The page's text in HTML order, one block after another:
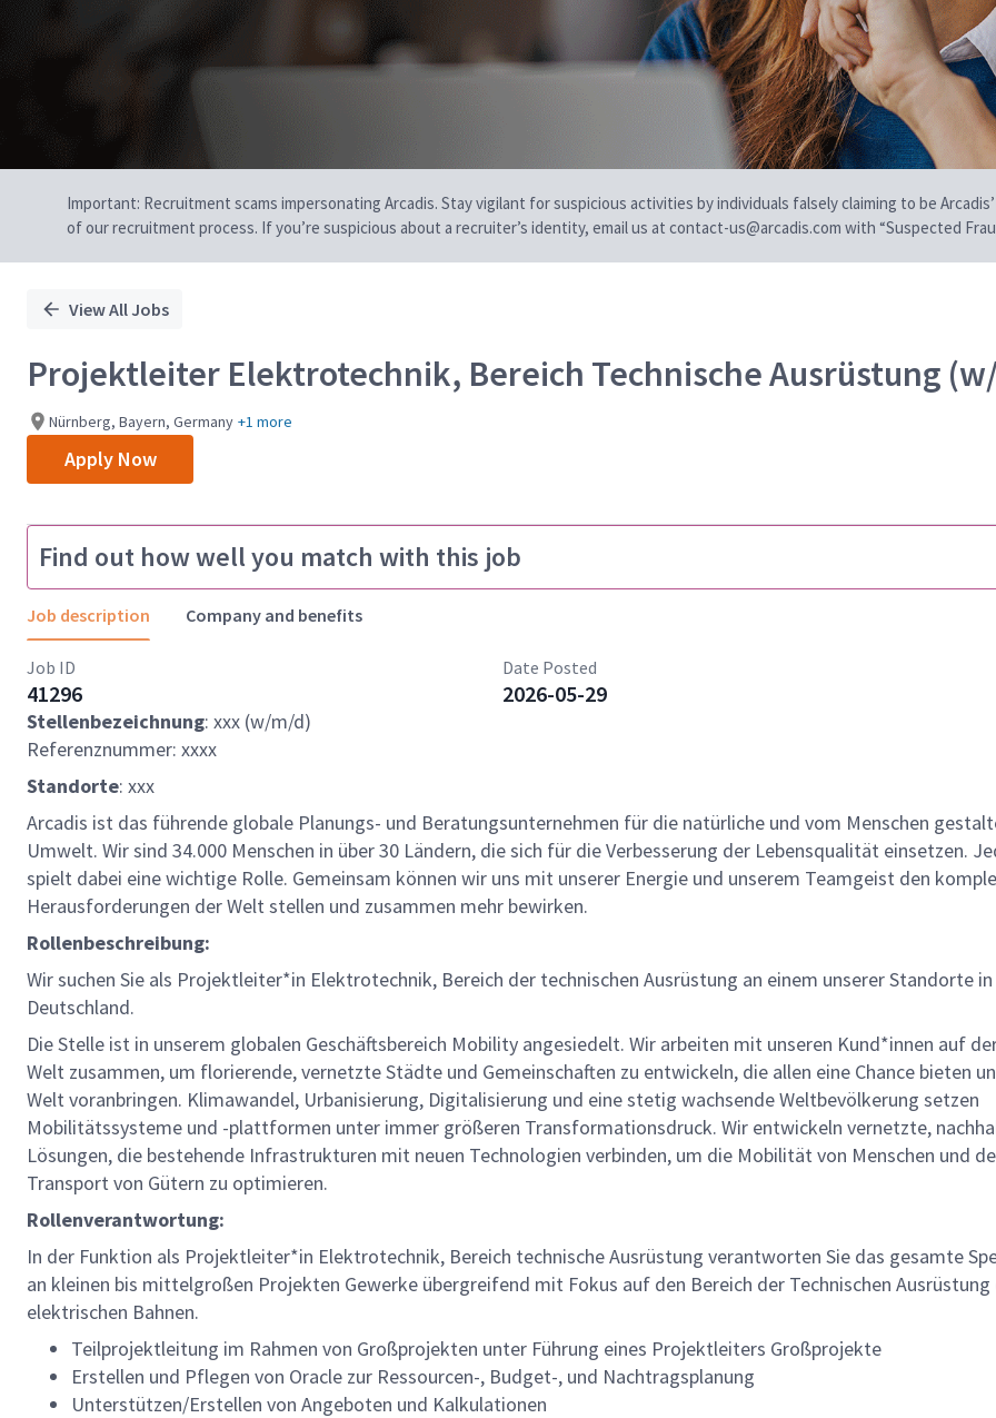
Important: Recruitment scams impersonating Arcadis. Stay vigilant for suspicious activities by individuals falsely claiming to be
of our recruitment process. If you’re suspicious about a recruiter’s identity, email us at contact-us@arcadis.com with “Suspected
View All Jobs
Projektleiter Elektrotechnik, Bereich Technische Ausrüstung
Nürnberg, Bayern, Germany +1 more
Apply Now
Find out how well you match with this job
Job description Company and benefits
Job ID
41296
Date Posted
2026-05-29
Stellenbezeichnung: xxx (w/m/d)
Referenznummer: xxxx
Standorte: xxx
Arcadis ist das führende globale Planungs- und Beratungsunternehmen für die natürliche und vom Menschen
Umwelt. Wir sind 34.000 Menschen in über 30 Ländern, die sich für die Verbesserung der Lebensqualität einsetzen.
spielt dabei eine wichtige Rolle. Gemeinsam können wir uns mit unserer Energie und unserem Teamgeist den
Herausforderungen der Welt stellen und zusammen mehr bewirken.
Rollenbeschreibung:
Wir suchen Sie als Projektleiter*in Elektrotechnik, Bereich der technischen Ausrüstung an einem unserer Standorte in
Deutschland.
Die Stelle ist in unserem globalen Geschäftsbereich Mobility angesiedelt. Wir arbeiten mit unseren Kund*innen auf
Welt zusammen, um florierende, vernetzte Städte und Gemeinschaften zu entwickeln, die allen eine Chance bieten
Welt voranbringen. Klimawandel, Urbanisierung, Digitalisierung und eine stetig wachsende Weltbevölkerung setzen
Mobilitätssysteme und -plattformen unter immer größeren Transformationsdruck. Wir entwickeln vernetzte,
Lösungen, die bestehende Infrastrukturen mit neuen Technologien verbinden, um die Mobilität von Menschen und
Transport von Gütern zu optimieren.
Rollenverantwortung:
In der Funktion als Projektleiter*in Elektrotechnik, Bereich technische Ausrüstung verantworten Sie das gesamte
an kleinen bis mittelgroßen Projekten Gewerke übergreifend mit Fokus auf den Bereich der Technischen Ausrüstung
elektrischen Bahnen.
Teilprojektleitung im Rahmen von Großprojekten unter Führung eines Projektleiters Großprojekte
Erstellen und Pflegen von Oracle zur Ressourcen-, Budget-, und Nachtragsplanung
Unterstützen/Erstellen von Angeboten und Kalkulationen